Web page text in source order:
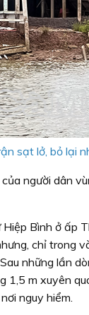
sạt lở, bỏ lại
người dân
Bình ở ấp
chỉ trong
những lần
1,5 m xuyên
nguy hiểm.